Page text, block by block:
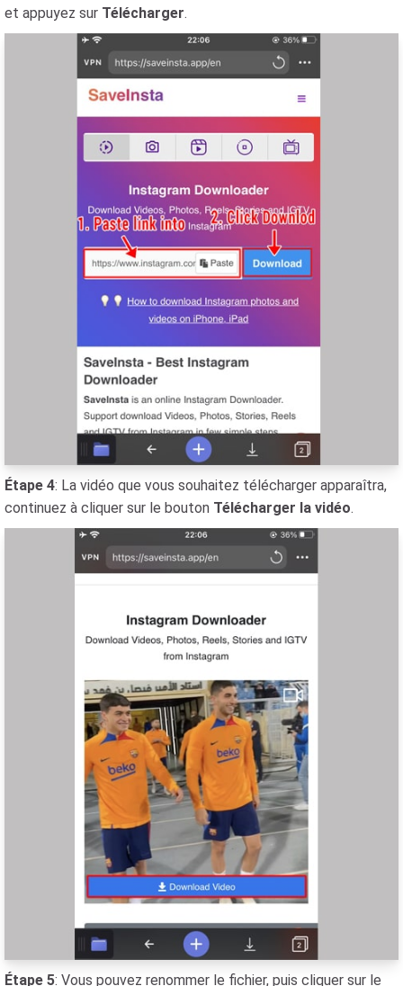
et appuyez sur Télécharger.
Étape 4: La vidéo que vous souhaitez télécharger apparaîtra,
continuez à cliquer sur le bouton Télécharger la vidéo.
Étape 5: Vous pouvez renommer le fichier, puis cliquer sur le